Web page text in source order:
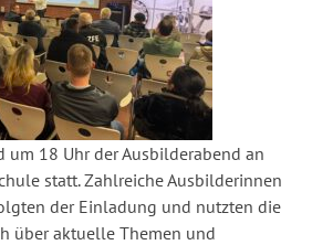
um 18 Uhr der Ausbilderabend an
statt. Zahlreiche Ausbilderinnen
der Einladung und nutzten die
über aktuelle Themen und